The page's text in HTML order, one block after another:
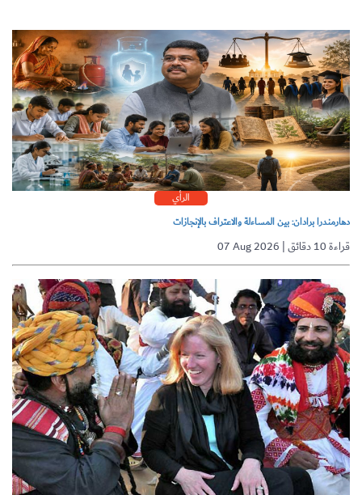
الرأي
دهارمندرا برادان: بين المساءلة والاعتراف بالإنجازات
07 Aug 2026 | قراءة 10 دقائق